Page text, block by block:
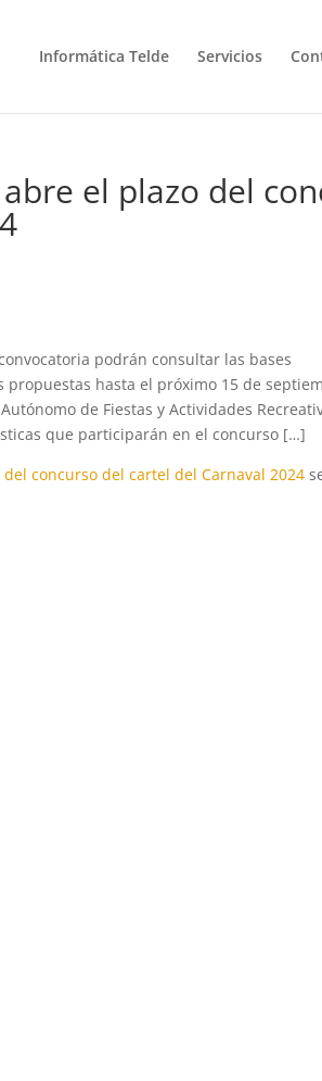
Informática Telde Servicios
el plazo del
podrán consultar las bases
hasta el próximo 15 de
de Fiestas y Actividades
que participarán en el concurso […]
concurso del cartel del Carnaval 2024